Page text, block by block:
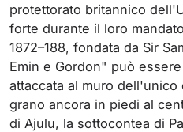
protettorato britannico
forte durante il loro
1872–188, fondata da Sir
Emin e Gordon" può
attaccata al muro
grano ancora in piedi al
di Ajulu, la sottocontea di